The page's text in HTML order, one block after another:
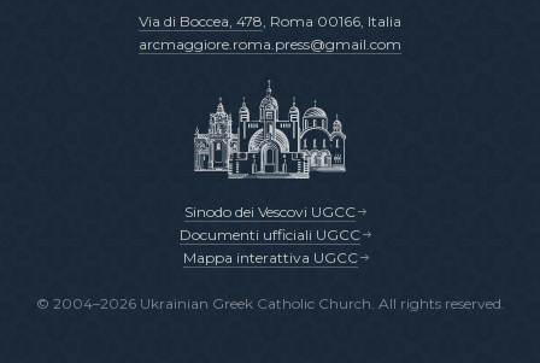
Via di Boccea, 478, Roma 00166, Italia
arcmaggiore.roma.press@gmail.com
Sinodo dei Vescovi UGCC
Documenti ufficiali UGCC
Mappa interattiva UGCC
© 2004–2026 Ukrainian Greek Catholic Church. All rights reserved.